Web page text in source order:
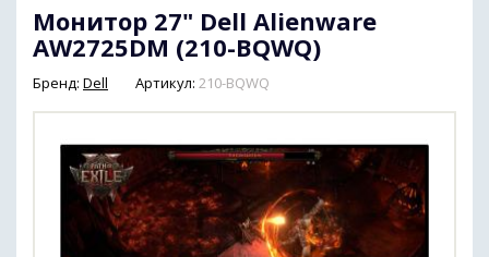
Монитор 27" Dell Alienware
AW2725DM (210-BQWQ)
Бренд: Dell Артикул: 210-BQWQ